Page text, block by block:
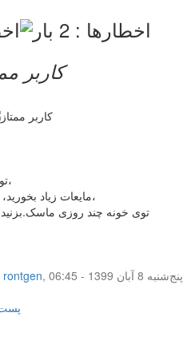
کاربر
تو این وضعیت همه چی ممکنه،
مایعات زیاد بخورید، مثل چای و نباتو هر چیز دیگه،
توی خونه چند روزی ماسک.بزنید
rontgen,
پنج‌شنبه 8 آبان 1399 - 06:45
پست